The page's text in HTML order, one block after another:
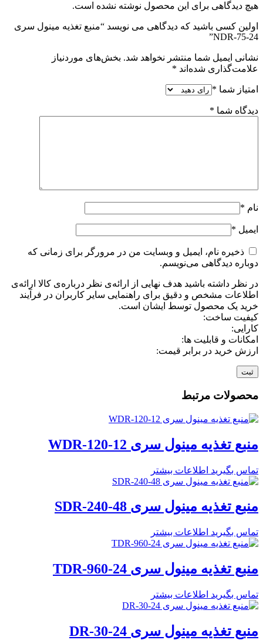
هیچ دیدگاهی برای این محصول نوشته نشده است.
اولین کسی باشید که دیدگاهی می نویسد “منبع تغذیه مینول سری
NDR-75-24”
نشانی ایمیل شما منتشر نخواهد شد. بخش‌های موردنیاز
علامت‌گذاری شده‌اند *
امتیاز شما *
دیدگاه شما *
نام *
ایمیل *
ذخیره نام، ایمیل و وبسایت من در مرورگر برای زمانی که
دوباره دیدگاهی می‌نویسم.
در نظر داشته باشید هدف نهایی از ارائه‌ی نظر درباره‌ی کالا ارائه‌ی
اطلاعات مشخص و دقیق برای راهنمایی سایر کاربران در فرآیند
خرید یک محصول توسط ایشان است.
کیفیت ساخت:
کارایی:
امکانات و قابلیت ها:
ارزش خرید در برابر قیمت:
محصولات مرتبط
منبع تغذیه مینول سری WDR-120-12
تماس بگیرید اطلاعات بیشتر
منبع تغذیه مینول سری SDR-240-48
تماس بگیرید اطلاعات بیشتر
منبع تغذیه مینول سری TDR-960-24
تماس بگیرید اطلاعات بیشتر
منبع تغذیه مینول سری DR-30-24